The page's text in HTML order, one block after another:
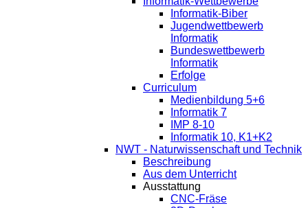
Informatik-Biber
Jugendwettbewerb
Informatik
Bundeswettbewerb
Informatik
Erfolge
Curriculum
Medienbildung 5+6
Informatik 7
IMP 8-10
Informatik 10, K1+K2
NWT - Naturwissenschaft und Technik
Beschreibung
Aus dem Unterricht
Ausstattung
CNC-Fräse